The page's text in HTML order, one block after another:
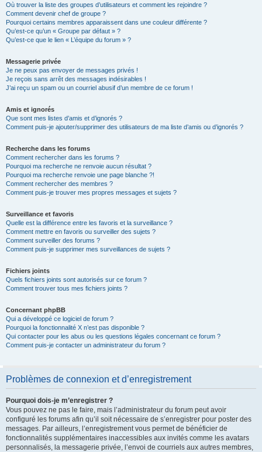
Où trouver la liste des groupes d’utilisateurs et comment les rejoindre ?
Comment devenir chef de groupe ?
Pourquoi certains membres apparaissent dans une couleur différente ?
Qu’est-ce qu’un « Groupe par défaut » ?
Qu’est-ce que le lien « L’équipe du forum » ?
Messagerie privée
Je ne peux pas envoyer de messages privés !
Je reçois sans arrêt des messages indésirables !
J’ai reçu un spam ou un courriel abusif d’un membre de ce forum !
Amis et ignorés
Que sont mes listes d’amis et d’ignorés ?
Comment puis-je ajouter/supprimer des utilisateurs de ma liste d’amis ou d’ignorés ?
Recherche dans les forums
Comment rechercher dans les forums ?
Pourquoi ma recherche ne renvoie aucun résultat ?
Pourquoi ma recherche renvoie une page blanche ?!
Comment rechercher des membres ?
Comment puis-je trouver mes propres messages et sujets ?
Surveillance et favoris
Quelle est la différence entre les favoris et la surveillance ?
Comment mettre en favoris ou surveiller des sujets ?
Comment surveiller des forums ?
Comment puis-je supprimer mes surveillances de sujets ?
Fichiers joints
Quels fichiers joints sont autorisés sur ce forum ?
Comment trouver tous mes fichiers joints ?
Concernant phpBB
Qui a développé ce logiciel de forum ?
Pourquoi la fonctionnalité X n’est pas disponible ?
Qui contacter pour les abus ou les questions légales concernant ce forum ?
Comment puis-je contacter un administrateur du forum ?
Problèmes de connexion et d’enregistrement
Pourquoi dois-je m’enregistrer ?
Vous pouvez ne pas le faire, mais l’administrateur du forum peut avoir
configuré les forums afin qu’il soit nécessaire de s’enregistrer pour poster des
messages. Par ailleurs, l’enregistrement vous permet de bénéficier de
fonctionnalités supplémentaires inaccessibles aux invités comme les avatars
personnalisés, la messagerie privée, l’envoi de courriels aux autres membres,